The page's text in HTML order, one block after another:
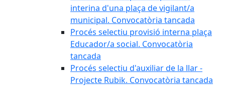
interina d'una plaça de vigilant/a
municipal. Convocatòria tancada
Procés selectiu provisió interna plaça
Educador/a social. Convocatòria
tancada
Procés selectiu d'auxiliar de la llar -
Projecte Rubik. Convocatòria tancada